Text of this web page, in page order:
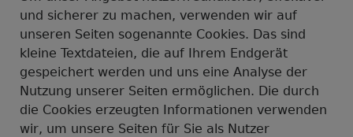
und sicherer zu machen, verwenden wir auf
unseren Seiten sogenannte Cookies. Das sind
kleine Textdateien, die auf Ihrem Endgerät
gespeichert werden und uns eine Analyse der
Nutzung unserer Seiten ermöglichen. Die durch
die Cookies erzeugten Informationen verwenden
wir, um unsere Seiten für Sie als Nutzer